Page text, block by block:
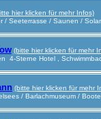
hier klicken für mehr Infos)
/ Seeterrasse / Saunen /
(bitte hier klicken für mehr
4-Sterne Hotel ,
(bitte hier klicken für mehr
/ Barlachmuseum /